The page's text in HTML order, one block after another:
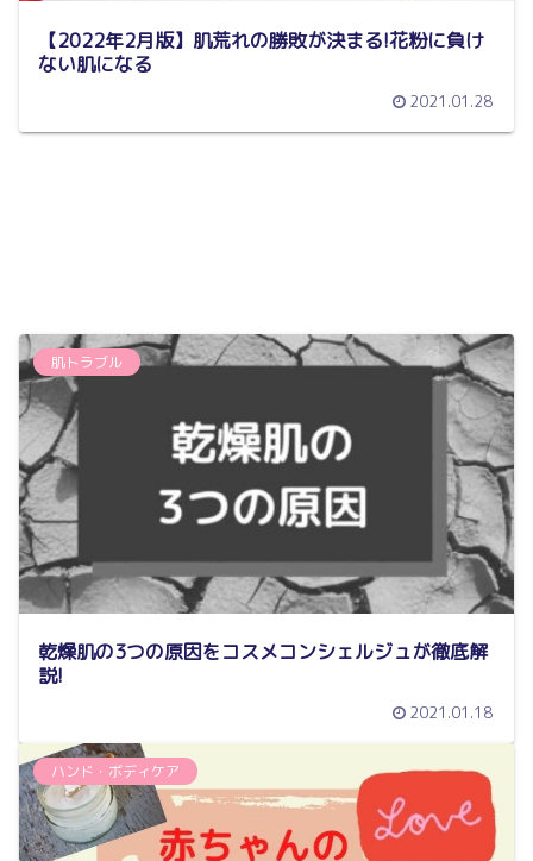
【2022年2月版】肌荒れの勝敗が決まる!花粉に負け
ない肌になる
2021.01.28
肌トラブル
乾燥肌の3つの原因をコスメコンシェルジュが徹底解
説!
2021.01.18
ハンド・ボディケア